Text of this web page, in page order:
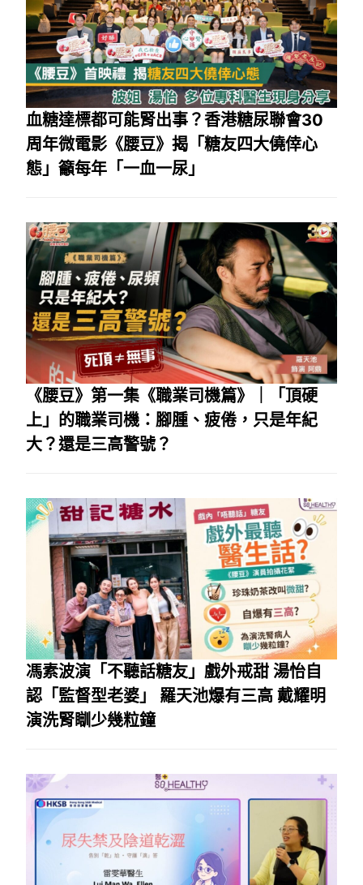
血糖達標都可能腎出事？香港糖尿聯會30
周年微電影《腰豆》揭「糖友四大僥倖心
態」籲每年「一血一尿」
《腰豆》第一集《職業司機篇》｜「頂硬
上」的職業司機：腳腫、疲倦，只是年紀
大？還是三高警號？
馮素波演「不聽話糖友」戲外戒甜 湯怡自
認「監督型老婆」 羅天池爆有三高 戴耀明
演洗腎瞓少幾粒鐘